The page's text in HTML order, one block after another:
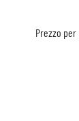
Prezzo per